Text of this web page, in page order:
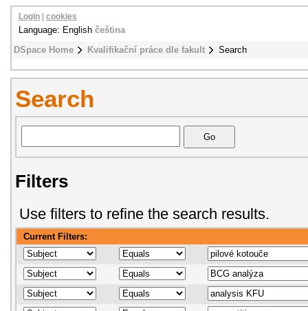
DSpace Home Kvalifikační práce dle fakult Search
Login cookies
Language: English čeština
Search
Filters
Use filters to refine the search results.
Current Filters: